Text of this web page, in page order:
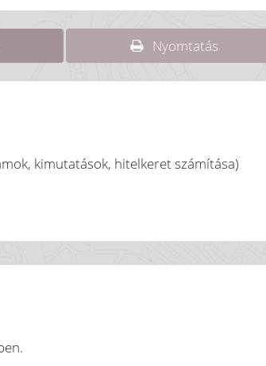
Nyomtatás
kimutatások, hitelkeret számítása)